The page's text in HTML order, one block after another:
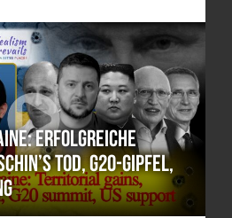
Erfolgreiche
Tod, G20-Gipfel,